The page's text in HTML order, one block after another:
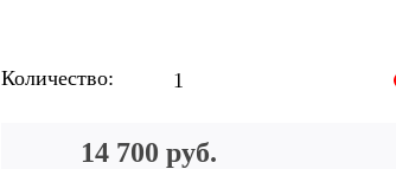
Количество:
14 700 руб.